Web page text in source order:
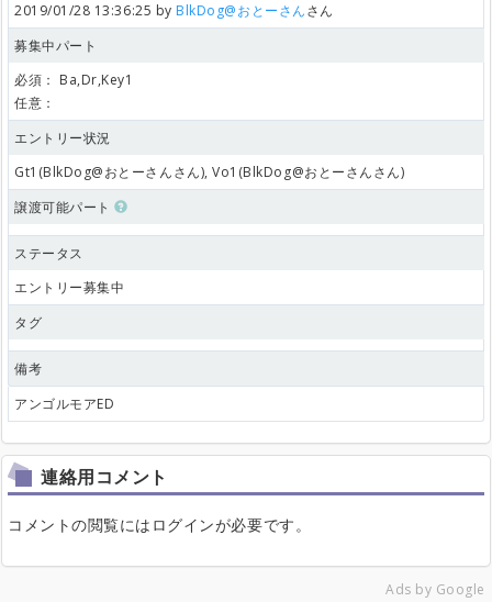
2019/01/28 13:36:25 by BlkDog@おとーさんさん
募集中パート
必須： Ba,Dr,Key1
任意：
エントリー状況
Gt1(BlkDog@おとーさんさん), Vo1(BlkDog@おとーさんさん)
譲渡可能パート
ステータス
エントリー募集中
タグ
備考
アンゴルモアED
連絡用コメント
コメントの閲覧にはログインが必要です。
Ads by Google